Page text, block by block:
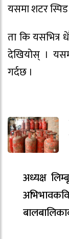
यसमा शटर
ता कि यसभित्र
देखियोस् ।
गर्दछ ।
अध्यक्ष